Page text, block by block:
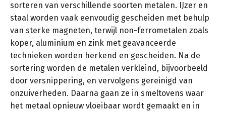
sorteren van verschillende soorten metalen. IJzer en
staal worden vaak eenvoudig gescheiden met behulp
van sterke magneten, terwijl non-ferrometalen zoals
koper, aluminium en zink met geavanceerde
technieken worden herkend en gescheiden. Na de
sortering worden de metalen verkleind, bijvoorbeeld
door versnippering, en vervolgens gereinigd van
onzuiverheden. Daarna gaan ze in smeltovens waar
het metaal opnieuw vloeibaar wordt gemaakt en in